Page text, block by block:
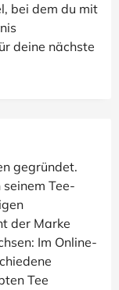
bei dem du mit
deine nächste
gegründet.
Tee-
der Marke
Im Online-
Tee